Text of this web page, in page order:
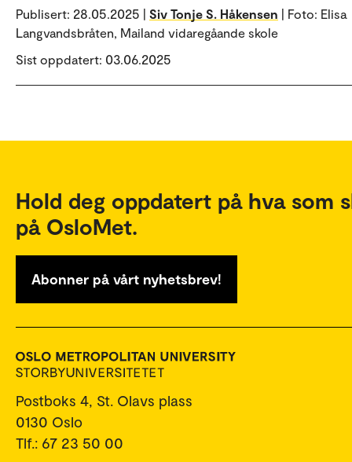
Publisert: 28.05.2025 | Siv Tonje S. Håkensen
| Foto: Elisa
Langvandsbråten, Mailand vidaregåande skole
Sist oppdatert: 03.06.2025
Hold deg oppdatert på hva som
på OsloMet.
Abonner på vårt nyhetsbrev!
Postboks 4, St. Olavs plass
0130 Oslo
Tlf.: 67 23 50 00